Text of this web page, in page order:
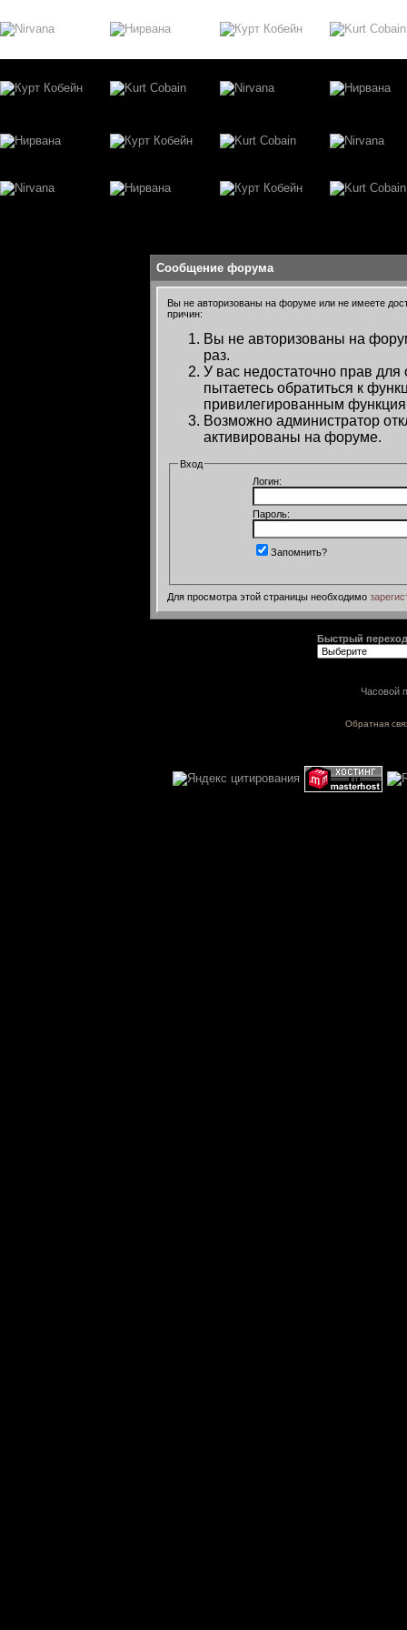
Сообщение форума
Вы не авторизованы на форуме или не имеете
причин:
Вы не авторизованы на
раз.
У вас недостаточно прав
пытаетесь обратиться к
привилегированным
Возможно администратор
активированы на форуме.
Вход
Логин:
Пароль:
Запомнить?
Для просмотра этой страницы необходимо
Быстрый переход
Часовой
Обратная